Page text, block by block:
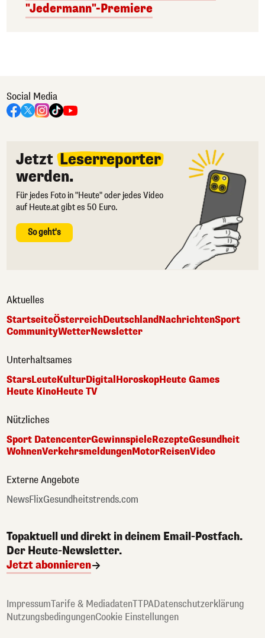
"Jedermann"-Premiere
Social Media
Jetzt Leserreporter
werden.
Für jedes Foto in "Heute" oder jedes Video
auf Heute.at gibt es 50 Euro.
So geht's
Aktuelles
StartseiteÖsterreichDeutschlandNachrichtenSport
CommunityWetterNewsletter
Unterhaltsames
StarsLeuteKulturDigital HoroskopHeute Games
Heute KinoHeute TV
Nützliches
Sport DatencenterGewinnspieleRezepteGesundheit
WohnenVerkehrsmeldungenMotorReisenVideo
Externe Angebote
NewsFlixGesundheitstrends.com
Topaktuell und direkt in deinem Email-Postfach.
Der Heute-Newsletter.
Jetzt abonnieren
ImpressumTarife & MediadatenTTPADatenschutzerklärung
NutzungsbedingungenCookie Einstellungen